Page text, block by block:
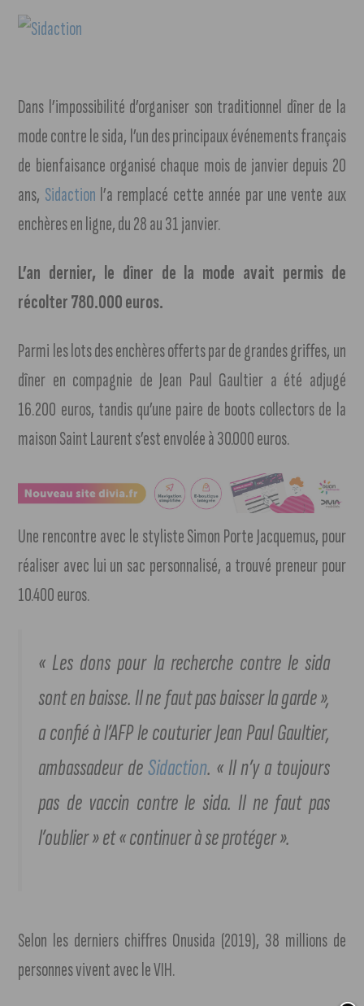
Dans l’impossibilité d’organiser son traditionnel dîner de la
mode contre le sida, l’un des principaux événements français
de bienfaisance organisé chaque mois de janvier depuis 20
ans, Sidaction l’a remplacé cette année par une vente aux
enchères en ligne, du 28 au 31 janvier.
L’an dernier, le dîner de la mode avait permis de
récolter 780.000 euros.
Parmi les lots des enchères offerts par de grandes griffes, un
dîner en compagnie de Jean Paul Gaultier a été adjugé
16.200 euros, tandis qu’une paire de boots collectors de la
maison Saint Laurent s’est envolée à 30.000 euros.
Une rencontre avec le styliste Simon Porte Jacquemus, pour
réaliser avec lui un sac personnalisé, a trouvé preneur pour
10.400 euros.
« Les dons pour la recherche contre le sida
sont en baisse. Il ne faut pas baisser la garde »,
a confié à l’AFP le couturier Jean Paul Gaultier,
ambassadeur deSidaction. « Il n’y a toujours
pas de vaccin contre le sida. Il ne faut pas
l’oublier » et « continuer à se protéger ».
Selon les derniers chiffres Onusida (2019), 38 millions de
personnes vivent avec le VIH.